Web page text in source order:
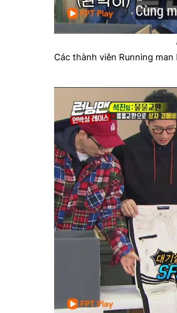
Các thành viên Running man